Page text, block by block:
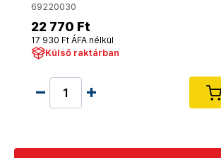
69220030
22 770 Ft
17 930 Ft ÁFA nélkül
Külső raktárban